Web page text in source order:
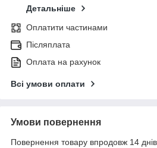
Детальніше
Оплатити частинами
Післяплата
Оплата на рахунок
Всі умови оплати
Умови повернення
Повернення товару впродовж 14